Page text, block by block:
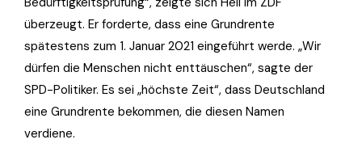
überzeugt. Er forderte, dass eine Grundrente
spätestens zum 1. Januar 2021 eingeführt werde. „Wir
dürfen die Menschen nicht enttäuschen“, sagte der
SPD-Politiker. Es sei „höchste Zeit“, dass Deutschland
eine Grundrente bekommen, die diesen Namen
verdiene.